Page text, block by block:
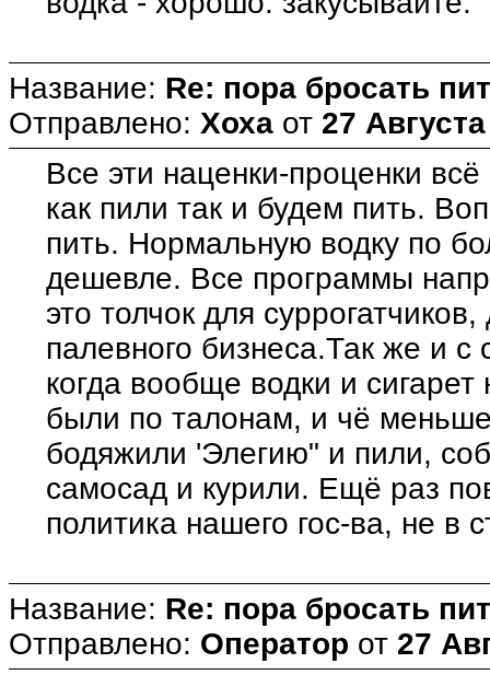
Название: Re: пора бросать
Отправлено: Хоха от 27
Все эти наценки-проценки
как пили так и будем пить.
пить. Нормальную водку по
дешевле. Все программы
это толчок для
палевного бизнеса.Так же и
когда вообще водки и
были по талонам, и чё
бодяжили 'Элегию" и пили,
самосад и курили. Ещё раз
политика нашего гос-ва, не в
Название: Re: пора бросать
Отправлено: Оператор от 27